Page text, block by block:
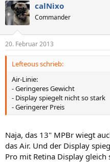
calNixo
Commander
20. Februar 2013
Lefteous schrieb:
Air-Linie:
- Geringeres Gewicht
- Display spiegelt nicht so stark
- Geringerer Preis
Naja, das 13" MPBr wiegt
das Air. Und der Display
Pro mit Retina Display gleich